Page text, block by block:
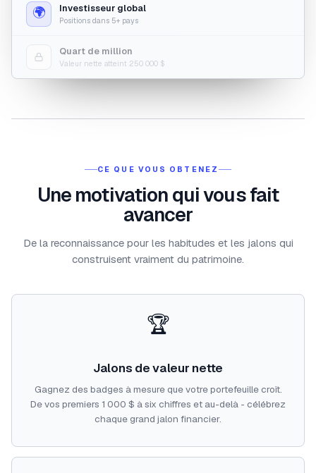
🌍 Investisseur global
Positions dans 5+ pays
Quart de million
Valeur nette atteint 250 000 $
CE QUE VOUS OBTENEZ
Une motivation qui vous fait
avancer
De la reconnaissance pour les habitudes et les jalons qui
construisent vraiment du patrimoine.
🏆
Jalons de valeur nette
Gagnez des badges à mesure que votre portefeuille croît.
De vos premiers 1 000 $ à six chiffres et au-delà - célébrez
chaque grand jalon financier.